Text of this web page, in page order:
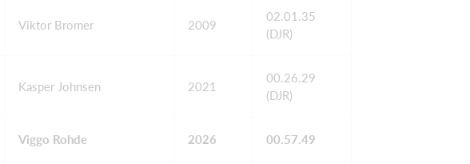
Viktor Bromer 2009
02.01.35
(DJR)
Kasper Johnsen 2021
00.26.29
(DJR)
Viggo Rohde 2026 00.57.49